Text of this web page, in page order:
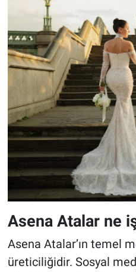
Asena Atalar ne
Asena Atalar’ın temel
üreticiliğidir. Sosyal